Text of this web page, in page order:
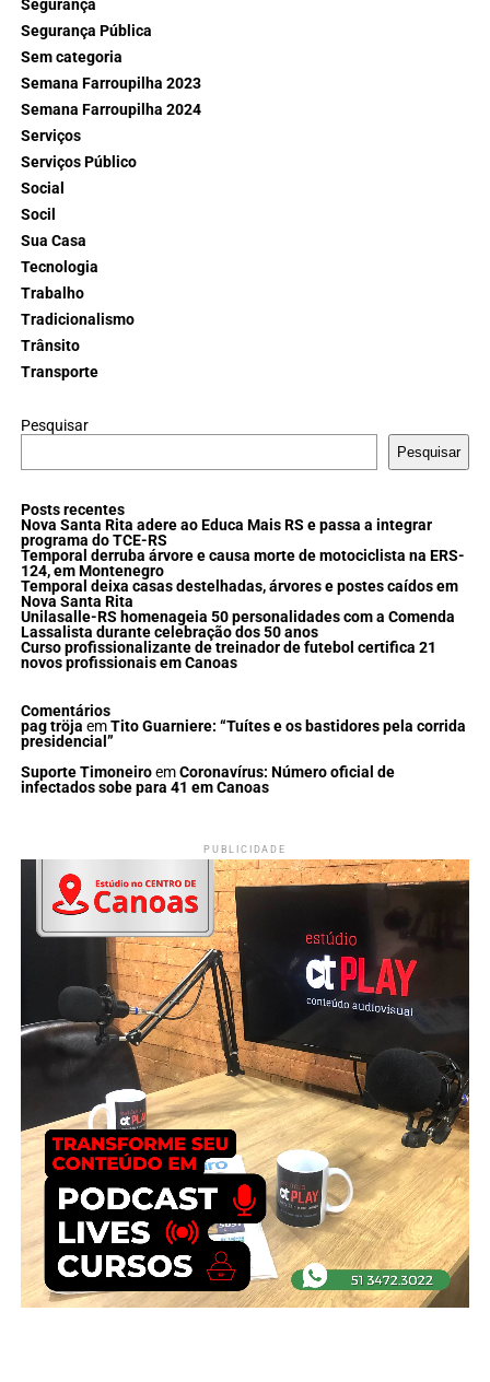
Segurança
Segurança Pública
Sem categoria
Semana Farroupilha 2023
Semana Farroupilha 2024
Serviços
Serviços Público
Social
Socil
Sua Casa
Tecnologia
Trabalho
Tradicionalismo
Trânsito
Transporte
Pesquisar
Pesquisar
Posts recentes
Nova Santa Rita adere ao Educa Mais RS e passa a integrar
programa do TCE-RS
Temporal derruba árvore e causa morte de motociclista na ERS-
124, em Montenegro
Temporal deixa casas destelhadas, árvores e postes caídos em
Nova Santa Rita
Unilasalle-RS homenageia 50 personalidades com a Comenda
Lassalista durante celebração dos 50 anos
Curso profissionalizante de treinador de futebol certifica 21
novos profissionais em Canoas
Comentários
pag tröja emTito Guarniere: “Tuítes e os bastidores pela corrida
presidencial”
Suporte TimoneiroemCoronavírus: Número oficial de
infectados sobe para 41 em Canoas
PUBLICIDADE